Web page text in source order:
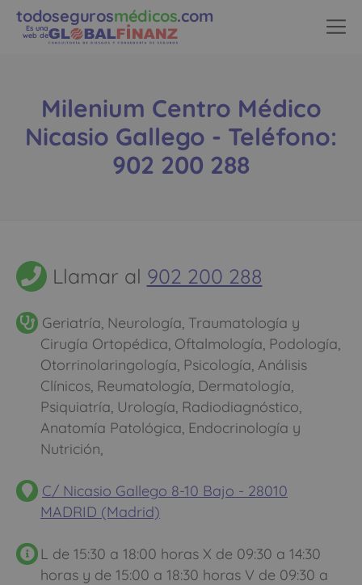
todosegurosmédicos.com
Es una
web de
Milenium Centro Médico
Nicasio Gallego - Teléfono:
902 200 288
Llamar al 902 200 288
Geriatría, Neurología, Traumatología y
Cirugía Ortopédica, Oftalmología, Podología,
Otorrinolaringología, Psicología, Análisis
Clínicos, Reumatología, Dermatología,
Psiquiatría, Urología, Radiodiagnóstico,
Anatomía Patológica, Endocrinología y
Nutrición,
C/ Nicasio Gallego 8-10 Bajo - 28010
MADRID (Madrid)
L de 15:30 a 18:00 horas X de 09:30 a 14:30
horas y de 15:00 a 18:30 horas V de 09:30 a